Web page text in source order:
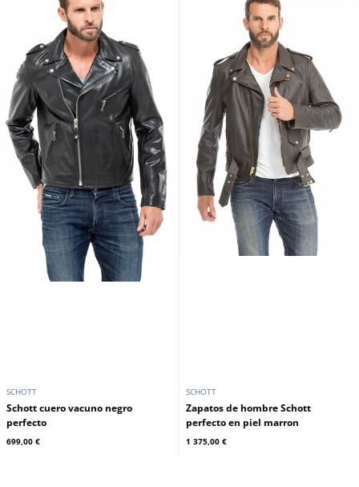
SCHOTT
Schott cuero vacuno negro
perfecto
699,00 €
SCHOTT
Zapatos de hombre Schott
perfecto en piel marron
1 375,00 €